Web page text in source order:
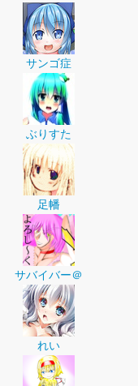
サンゴ症
ぶりすた
足幡
サバイバー＠
れい